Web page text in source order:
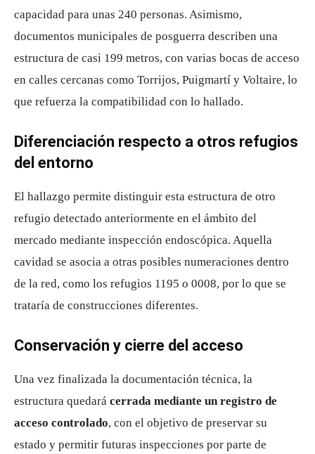
capacidad para unas 240 personas. Asimismo,
documentos municipales de posguerra describen una
estructura de casi 199 metros, con varias bocas de acceso
en calles cercanas como Torrijos, Puigmartí y Voltaire, lo
que refuerza la compatibilidad con lo hallado.
Diferenciación respecto a otros refugios
del entorno
El hallazgo permite distinguir esta estructura de otro
refugio detectado anteriormente en el ámbito del
mercado mediante inspección endoscópica. Aquella
cavidad se asocia a otras posibles numeraciones dentro
de la red, como los refugios 1195 o 0008, por lo que se
trataría de construcciones diferentes.
Conservación y cierre del acceso
Una vez finalizada la documentación técnica, la
estructura quedará cerrada mediante un registro de
acceso controlado, con el objetivo de preservar su
estado y permitir futuras inspecciones por parte de